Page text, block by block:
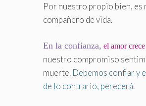
Por nuestro propio bien, es
compañero de vida.
En la confianza, el amor
nuestro compromiso
muerte. Debemos confiar y
de lo contrario, perecerá.